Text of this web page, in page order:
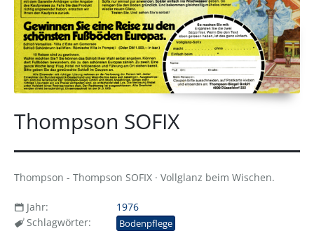
Thompson SOFIX
Thompson - Thompson SOFIX · Vollglanz beim Wischen.
Jahr:
1976
Schlagwörter:
Bodenpflege